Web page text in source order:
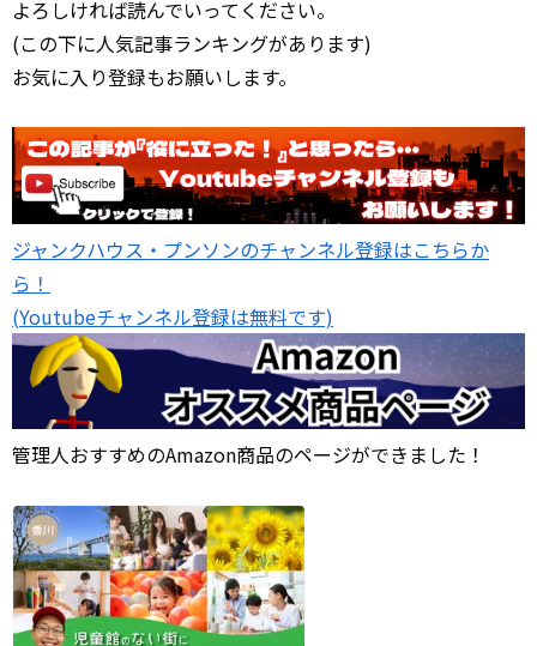
よろしければ読んでいってください。
(この下に人気記事ランキングがあります)
お気に入り登録もお願いします。
ジャンクハウス・プンソンのチャンネル登録はこちらか
ら！
(Youtubeチャンネル登録は無料です)
管理人おすすめのAmazon商品のページができました！